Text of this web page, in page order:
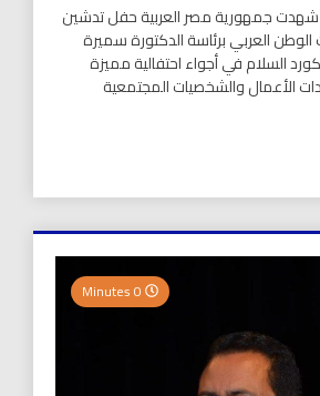
شهدت جمهورية مصر العربية حفل تدشين
الوطن العربي برئاسة الدكتورة سميرة
السلام في أجواء احتفالية مميزة
الأعمال والشخصيات المجتمعية